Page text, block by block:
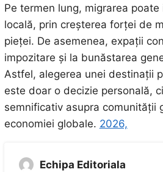
Pe termen lung, migrarea
locală, prin creșterea forței de
pieței. De asemenea, expații
impozitare și la bunăstarea
Astfel, alegerea unei destinații
este doar o decizie personală,
semnificativ asupra comunității
economiei globale. 2026,
Echipa Editoriala